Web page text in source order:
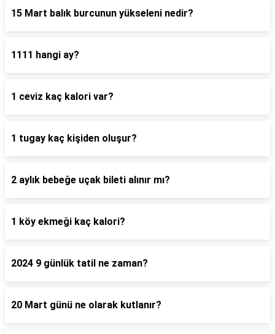
15 Mart balık burcunun yükseleni nedir?
1111 hangi ay?
1 ceviz kaç kalori var?
1 tugay kaç kişiden oluşur?
2 aylık bebeğe uçak bileti alınır mı?
1 köy ekmeği kaç kalori?
2024 9 günlük tatil ne zaman?
20 Mart günü ne olarak kutlanır?